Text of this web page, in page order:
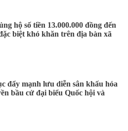
hộ số tiền 13.000.000 đồng đến
biệt khó khăn trên địa bàn xã
đẩy mạnh lưu diễn sân khấu hóa
bầu cử đại biểu Quốc hội và